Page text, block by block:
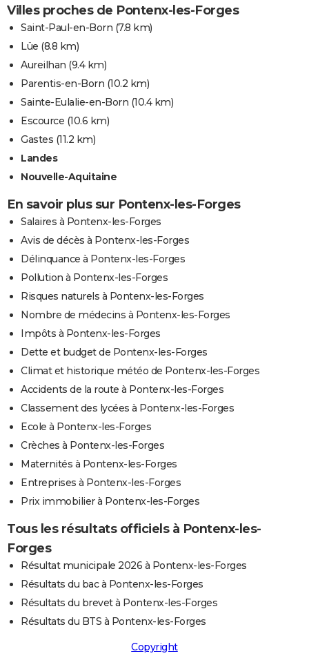
Villes proches de Pontenx-les-Forges
Saint-Paul-en-Born (7.8 km)
Lüe (8.8 km)
Aureilhan (9.4 km)
Parentis-en-Born (10.2 km)
Sainte-Eulalie-en-Born (10.4 km)
Escource (10.6 km)
Gastes (11.2 km)
Landes
Nouvelle-Aquitaine
En savoir plus sur Pontenx-les-Forges
Salaires à Pontenx-les-Forges
Avis de décès à Pontenx-les-Forges
Délinquance à Pontenx-les-Forges
Pollution à Pontenx-les-Forges
Risques naturels à Pontenx-les-Forges
Nombre de médecins à Pontenx-les-Forges
Impôts à Pontenx-les-Forges
Dette et budget de Pontenx-les-Forges
Climat et historique météo de Pontenx-les-Forges
Accidents de la route à Pontenx-les-Forges
Classement des lycées à Pontenx-les-Forges
Ecole à Pontenx-les-Forges
Crèches à Pontenx-les-Forges
Maternités à Pontenx-les-Forges
Entreprises à Pontenx-les-Forges
Prix immobilier à Pontenx-les-Forges
Tous les résultats officiels à Pontenx-les-
Forges
Résultat municipale 2026 à Pontenx-les-Forges
Résultats du bac à Pontenx-les-Forges
Résultats du brevet à Pontenx-les-Forges
Résultats du BTS à Pontenx-les-Forges
Copyright